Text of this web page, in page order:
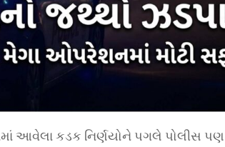
આવેલા કડક નિર્ણયોને પગલે પોલીસ